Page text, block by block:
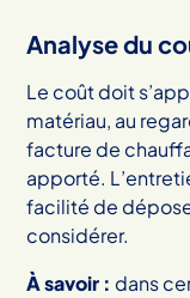
Analyse du
Le coût doit
matériau, au
facture de
apporté.
facilité de
considérer.
À savoir : dans